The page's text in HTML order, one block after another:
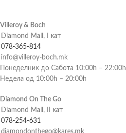
Villeroy & Boch
Diamond Mall, I кат
078-365-814
info@villeroy-boch.mk
Понеделник до Сабота 10:00h – 22:00h
Недела од 10:00h – 20:00h
Diamond On The Go
Diamond Mall, II кат
078-254-631
diamondonthego@kares.mk